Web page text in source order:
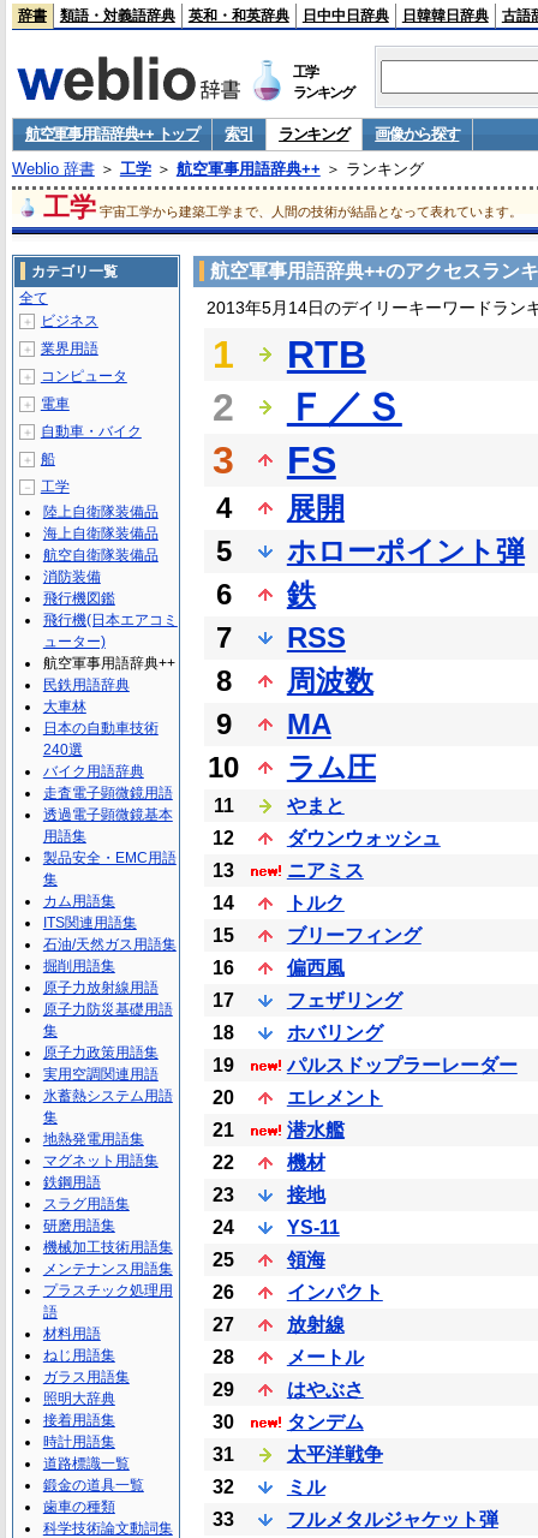
辞書 類語・対義語辞典 英和・和英辞典 日中中日辞典 日韓韓日辞典 古語
工学
ランキング
航空軍事用語辞典++ トップ 索引 ランキング
画像から探す
Weblio 辞書＞ 工学＞ 航空軍事用語辞典++ ＞ ランキング
工学 宇宙工学から建築工学まで、人間の技術が結晶となって表れています。
航空軍事用語辞典++のアクセスラン
2013年5月14日のデイリーキーワードラン
1
RTB
2
Ｆ／Ｓ
3
FS
4
展開
5
ホローポイント弾
6
鉄
7
RSS
8
周波数
9
MA
10
ラム圧
11
やまと
12
ダウンウォッシュ
13
ニアミス
14
トルク
15
ブリーフィング
16
偏西風
17
フェザリング
18
ホバリング
19
パルスドップラーレーダー
20
エレメント
21
潜水艦
22
機材
23
接地
24
YS-11
25
領海
26
インパクト
27
放射線
28
メートル
29
はやぶさ
30
タンデム
31
太平洋戦争
32
ミル
33
フルメタルジャケット弾
カテゴリ一覧
全て
＋ ビジネス
＋ 業界用語
＋ コンピュータ
＋ 電車
＋ 自動車・バイク
＋ 船
－
工学
陸上自衛隊装備品
海上自衛隊装備品
航空自衛隊装備品
消防装備
飛行機図鑑
飛行機(日本エアコミ
ューター)
航空軍事用語辞典++
民鉄用語辞典
大車林
日本の自動車技術
240選
バイク用語辞典
走査電子顕微鏡用語
透過電子顕微鏡基本
用語集
製品安全・EMC用語
集
カム用語集
ITS関連用語集
石油/天然ガス用語集
掘削用語集
原子力放射線用語
原子力防災基礎用語
集
原子力政策用語集
実用空調関連用語
氷蓄熱システム用語
集
地熱発電用語集
マグネット用語集
鉄鋼用語
スラグ用語集
研磨用語集
機械加工技術用語集
メンテナンス用語集
プラスチック処理用
語
材料用語
ねじ用語集
ガラス用語集
照明大辞典
接着用語集
時計用語集
道路標識一覧
鍛金の道具一覧
歯車の種類
科学技術論文動詞集